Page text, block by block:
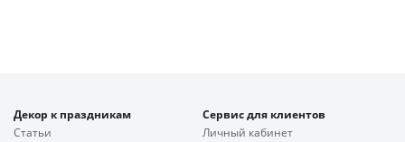
Декор к праздникам
Статьи
Сервис для клиентов
Личный кабинет